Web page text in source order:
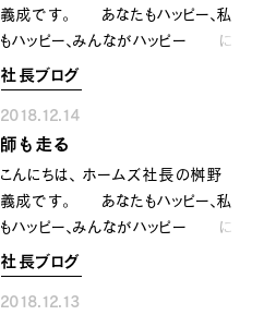
あるほど 自分の中の多数派は
今現状のままでいようとします。
でも変化して目標に向かって
進化向上していくためには 少数
派の意見を取り入れ 挑戦し
ていかなければなりません。 前
進あるのみ 顔晴っていきまし
ょうね〜〜‼️^_^
義成です。 あなたもハッピー、私
もハッピー、みんながハッピー に
なるために共に顔晴りましょう。
書類を作成していると 来年の日
付を入れなければいけない書類が
けっこうありますよね。 その書
類には西暦ではなく 圧倒的に
平成◯年◯月◯日 平成的にい
うと 来年は３１年 でも、、
年号が変わる！！ どんな
年号になるんでしょうかね〜？
ウキウキ、ワクワク、ドキドキが 止
社長ブログ
2018.12.14
師も走る
こんにちは、 ホームズ社長の桝野
義成です。 あなたもハッピー、私
もハッピー、みんながハッピー に
なるために共に顔晴りましょう。
12月も半ばです。 師も走ると
書いて師走。 街に出ればクリ
社長ブログ
2018.12.13